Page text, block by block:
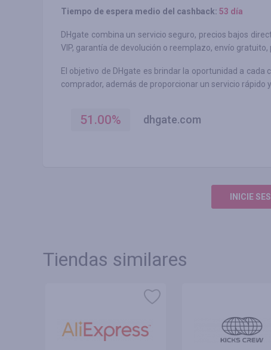
Tiempo de espera medio del cashback: 53 día
DHgate combina un servicio seguro, precios bajos
VIP, garantía de devolución o reemplazo, envío
El objetivo de DHgate es brindar la oportunidad a
comprador, además de proporcionar un servicio rápido
51.00% dhgate.com
INICIE
Tiendas similares